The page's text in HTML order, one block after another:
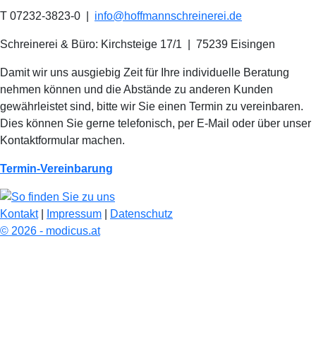
T 07232-3823-0 info@hoffmannschreinerei.de
Schreinerei & Büro: Kirchsteige 17/1 75239 Eisingen
Damit wir uns ausgiebig Zeit für Ihre individuelle Beratung
nehmen können und die Abstände zu anderen Kunden
gewährleistet sind, bitte wir Sie einen Termin zu vereinbaren.
Dies können Sie gerne telefonisch, per E-Mail oder über unser
Kontaktformular machen.
Termin-Vereinbarung
Kontakt| Impressum
Datenschutz
© 2026 - modicus.at